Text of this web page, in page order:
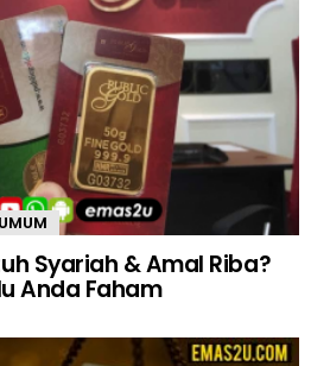
UMUM
Syariah & Amal Riba?
Anda Faham